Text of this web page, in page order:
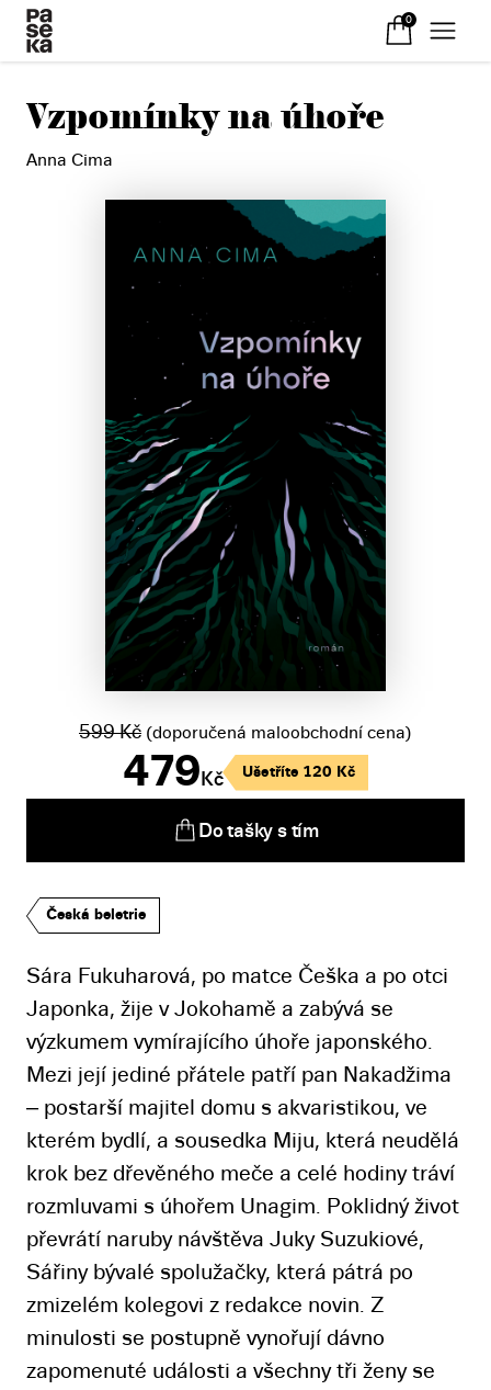
0
Vzpomínky na úhoře
Anna Cima
Česká beletrie
Sára Fukuharová, po matce Češka a po otci
Japonka, žije v Jokohamě a zabývá se
výzkumem vymírajícího úhoře japonského.
Mezi její jediné přátele patří pan Nakadžima
– postarší majitel domu s akvaristikou, ve
kterém bydlí, a sousedka Miju, která neudělá
krok bez dřevěného meče a celé hodiny tráví
rozmluvami s úhořem Unagim. Poklidný život
převrátí naruby návštěva Juky Suzukiové,
Sářiny bývalé spolužačky, která pátrá po
zmizelém kolegovi z redakce novin. Z
minulosti se postupně vynořují dávno
zapomenuté události a všechny tři ženy se
479 Kč
599Kč (doporučená maloobchodní cena)
Ušetříte 120 Kč
Do tašky s tím